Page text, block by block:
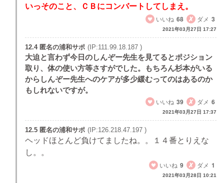
いっそのこと、ＣＢにコンバートしてしまえ。
いいね 68 ダメ 3
2021年03月27日 17:27
12.4 匿名の浦和サポ (IP:111.99.18.187 )
大迫と言わず今日のしんぞー先生を見てるとポジション
取り、体の使い方等さすがでした。もちろん杉本がいる
からしんぞー先生へのケアが多少緩むってのはあるのか
もしれないですが。
いいね 39 ダメ 6
2021年03月27日 17:37
12.5 匿名の浦和サポ (IP:126.218.47.197 )
ヘッドほとんど負けてましたね。。１４番とりえな
し。。
いいね 9 ダメ 1
2021年03月28日 10:21